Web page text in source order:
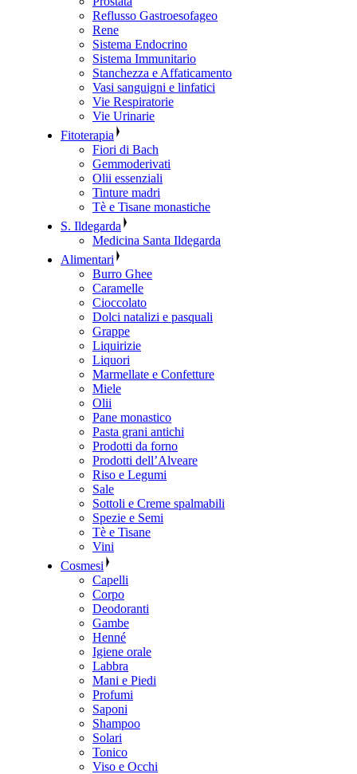
Reflusso Gastroesofageo
Rene
Sistema Endocrino
Sistema Immunitario
Stanchezza e Affaticamento
Vasi sanguigni e linfatici
Vie Respiratorie
Vie Urinarie
Fitoterapia
Fiori di Bach
Gemmoderivati
Olii essenziali
Tinture madri
Tè e Tisane monastiche
S. Ildegarda
Medicina Santa Ildegarda
Alimentari
Burro Ghee
Caramelle
Cioccolato
Dolci natalizi e pasquali
Grappe
Liquirizie
Liquori
Marmellate e Confetture
Miele
Olii
Pane monastico
Pasta grani antichi
Prodotti da forno
Prodotti dell’Alveare
Riso e Legumi
Sale
Sottoli e Creme spalmabili
Spezie e Semi
Tè e Tisane
Vini
Cosmesi
Capelli
Corpo
Deodoranti
Gambe
Henné
Igiene orale
Labbra
Mani e Piedi
Profumi
Saponi
Shampoo
Solari
Tonico
Viso e Occhi